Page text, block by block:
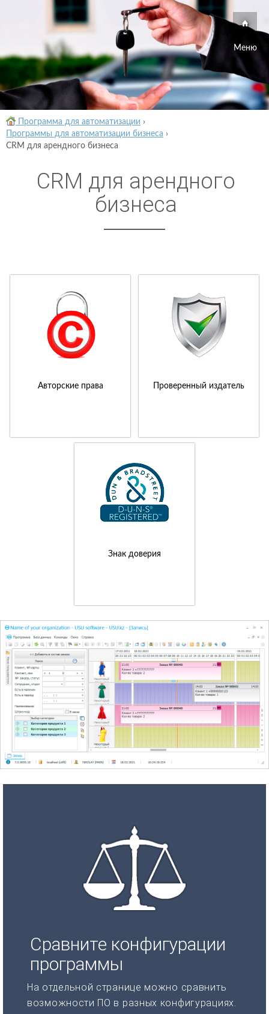
Меню
Программа для автоматизации ›
Программы для автоматизации бизнеса ›
CRM для арендного бизнеса
CRM для арендного
бизнеса
Авторские права Проверенный издатель
Знак доверия
Сравните конфигурации
программы
На отдельной странице можно сравнить
возможности ПО в разных конфигурациях.